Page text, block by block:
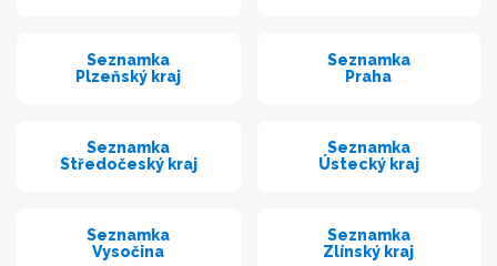
Seznamka
Plzeňský kraj
Seznamka
Praha
Seznamka
Středočeský kraj
Seznamka
Ústecký kraj
Seznamka
Vysočina
Seznamka
Zlínský kraj